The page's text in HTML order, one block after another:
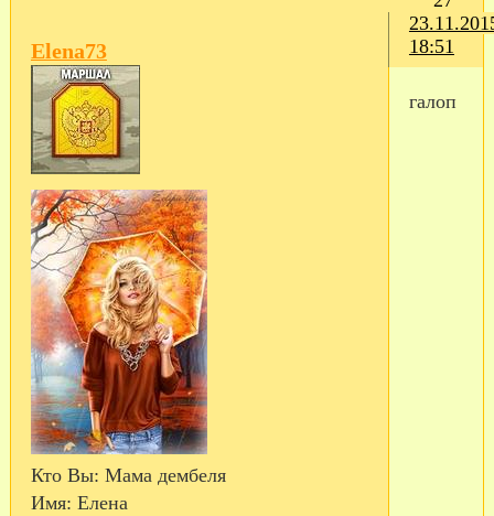
18:51
Elena73
Кто Вы: Мама дембеля
Имя: Елена
галоп